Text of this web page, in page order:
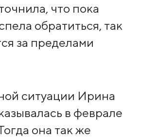
что пока
обратиться, так
за пределами
ситуации Ирина
в феврале
она так же